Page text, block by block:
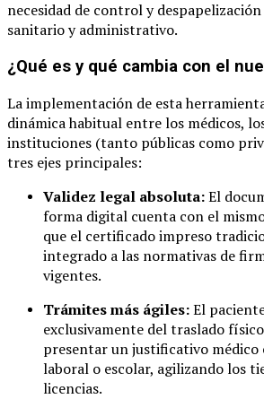
necesidad de control y
sanitario y administrativo.
¿Qué es y qué cambia con el
La implementación de esta
dinámica habitual entre los médicos,
instituciones (tanto públicas como
tres ejes principales:
Validez legal absoluta:El
forma digital cuenta con el
que el certificado impreso
integrado a las normativas de
vigentes.
Trámites más ágiles:El
exclusivamente del traslado
presentar un justificativo médico
laboral o escolar, agilizando los
licencias.